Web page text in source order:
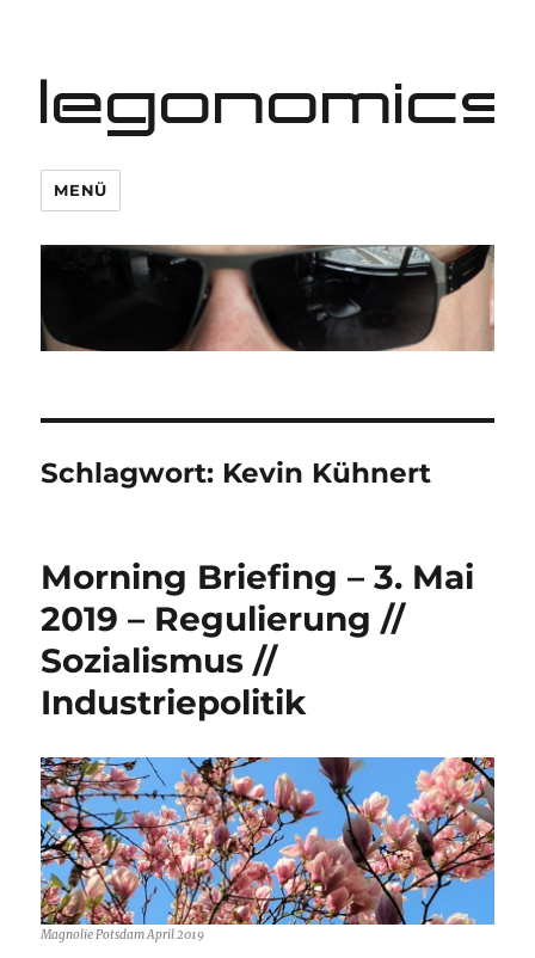
legonomics
MENÜ
Schlagwort: Kevin Kühnert
Morning Briefing – 3. Mai
2019 – Regulierung //
Sozialismus //
Industriepolitik
Magnolie Potsdam April 2019